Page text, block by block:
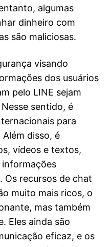
algumas
dinheiro com
são maliciosas.
visando
dos usuários
pelo LINE sejam
sentido, é
para
disso, é
vídeos e textos,
Os recursos de chat
muito mais ricos, o
mas também
Eles ainda são
eficaz, e os